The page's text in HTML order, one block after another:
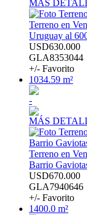
MÁS
Terreno en
Uruguay al
USD630.000
GLA8353044
+/- Favorito
1034.59 m²
-
MÁS
Terreno en
Barrio
USD670.000
GLA7940646
+/- Favorito
1400.0 m²